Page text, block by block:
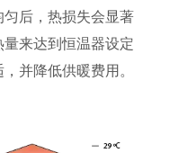
后，热损失会显著
来达到恒温器设定
并降低供暖费用。